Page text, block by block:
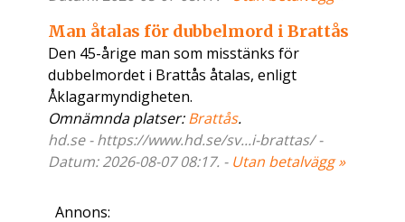
Man åtalas för dubbelmord i Brattås
Den 45-årige man som misstänks för
dubbelmordet i Brattås åtalas, enligt
Åklagarmyndigheten.
Omnämnda platser:Brattås.
hd.se - https://www.hd.se/sv...i-brattas/ -
Datum: 2026-08-07 08:17. - Utan betalvägg »
Annons: